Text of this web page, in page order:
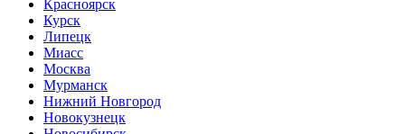
Красноярск
Курск
Липецк
Миасс
Москва
Мурманск
Нижний Новгород
Новокузнецк